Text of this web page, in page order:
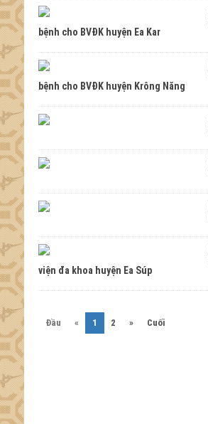
bệnh cho BVĐK huyện Ea Kar
bệnh cho BVĐK huyện Krông Năng
viện đa khoa huyện Ea Súp
Đầu « 1 (current)
2 » Cuối